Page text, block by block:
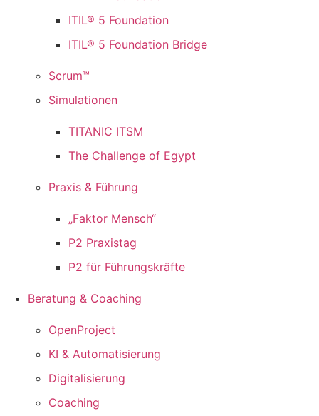
ITIL® 5 Foundation
ITIL® 5 Foundation Bridge
Scrum™
Simulationen
TITANIC ITSM
The Challenge of Egypt
Praxis & Führung
„Faktor Mensch“
P2 Praxistag
P2 für Führungskräfte
Beratung & Coaching
OpenProject
KI & Automatisierung
Digitalisierung
Coaching